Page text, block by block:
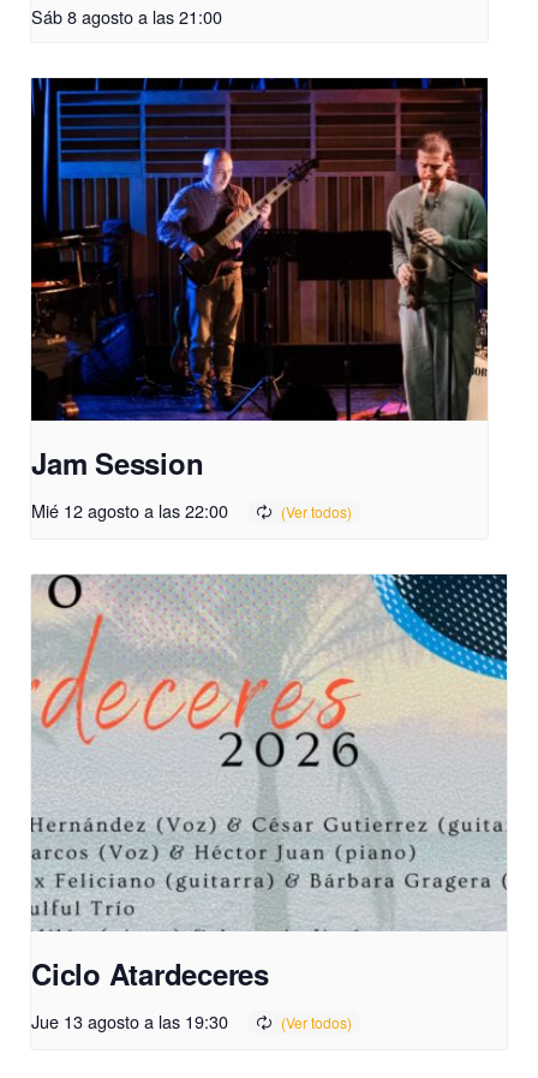
Sáb 8 agosto a las 21:00
Jam Session
Mié 12 agosto a las 22:00
Ciclo Atardeceres
Jue 13 agosto a las 19:30